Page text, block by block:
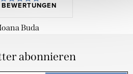
Buda
abonnieren